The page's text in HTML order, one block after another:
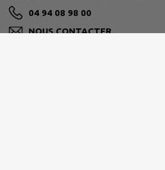
04 94 08 98 00
NOUS CONTACTER